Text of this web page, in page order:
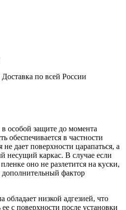
Доставка по всей России
особой защите до момента
обеспечивается в частности
дает поверхности царапаться, а
несущий каркас. В случае если
оно не разлетится на куски,
дополнительный фактор
обладает низкой адгезией, что
ее с поверхности после установки